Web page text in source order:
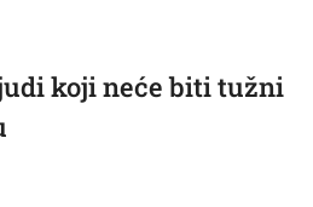
koji neće biti tužni